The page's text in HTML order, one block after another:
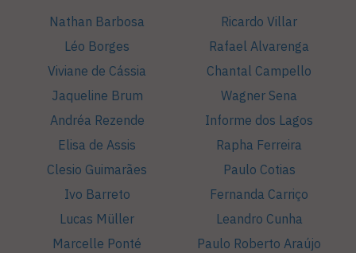
Nathan Barbosa
Léo Borges
Viviane de Cássia
Jaqueline Brum
Andréa Rezende
Elisa de Assis
Clesio Guimarães
Ivo Barreto
Lucas Müller
Marcelle Ponté
Ricardo Villar
Rafael Alvarenga
Chantal Campello
Wagner Sena
Informe dos Lagos
Rapha Ferreira
Paulo Cotias
Fernanda Carriço
Leandro Cunha
Paulo Roberto Araújo